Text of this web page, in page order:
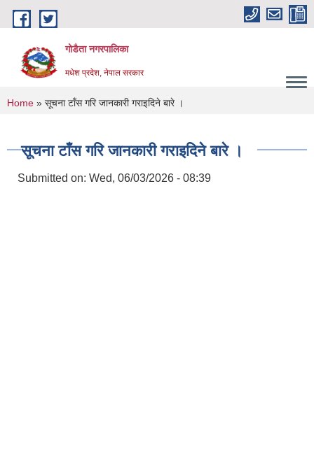
Skip to main content
गोडैता नगरपालिका
मधेश प्रदेश, नेपाल सरकार
You are here
Home » सूचना टाँस गरि जानकारी गराइदिने बारे ।
सूचना टाँस गरि जानकारी गराइदिने बारे ।
Submitted on: Wed, 06/03/2026 - 08:39